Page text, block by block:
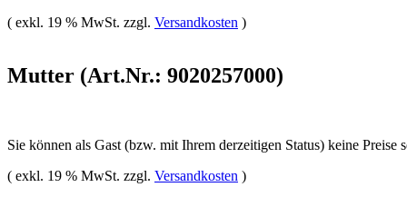
( exkl. 19 % MwSt. zzgl. Versandkosten )
Mutter (Art.Nr.: 9020257000)
Sie können als Gast (bzw. mit Ihrem derzeitigen Status) keine Preise
( exkl. 19 % MwSt. zzgl. Versandkosten )